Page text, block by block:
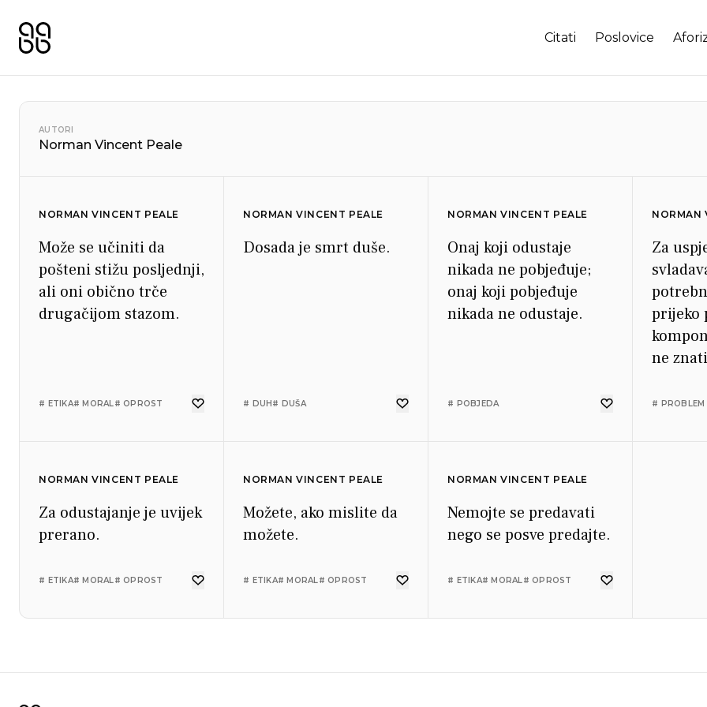
Citati Poslovice
AUTORI
Norman Vincent Peale
NORMAN VINCENT PEALE
Može se učiniti da
pošteni stižu posljednji,
ali oni obično trče
drugačijom stazom.
# ETIKA# MORAL# OPROST
NORMAN VINCENT PEALE
Dosada je smrt duše.
# DUH# DUŠA
NORMAN VINCENT PEALE
Onaj koji odustaje
nikada ne pobjeđuje;
onaj koji pobjeđuje
nikada ne odustaje.
# POBJEDA
NORMAN
Za
prijeko
ne
# PROBLEM
NORMAN VINCENT PEALE
Za odustajanje je uvijek
prerano.
# ETIKA# MORAL# OPROST
NORMAN VINCENT PEALE
Možete, ako mislite da
možete.
# ETIKA# MORAL# OPROST
NORMAN VINCENT PEALE
Nemojte se predavati
nego se posve predajte.
# ETIKA# MORAL# OPROST